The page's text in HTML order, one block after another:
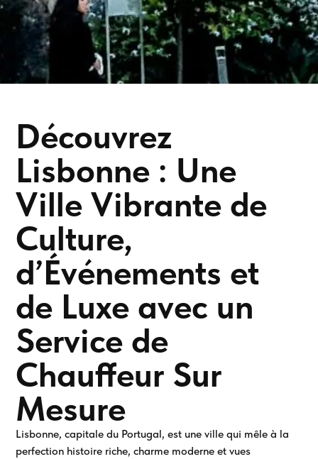
Découvrez
Lisbonne : Une
Ville Vibrante de
Culture,
d’Événements et
de Luxe avec un
Service de
Chauffeur Sur
Mesure
Lisbonne, capitale du Portugal, est une ville qui mêle à la
perfection histoire riche, charme moderne et vues